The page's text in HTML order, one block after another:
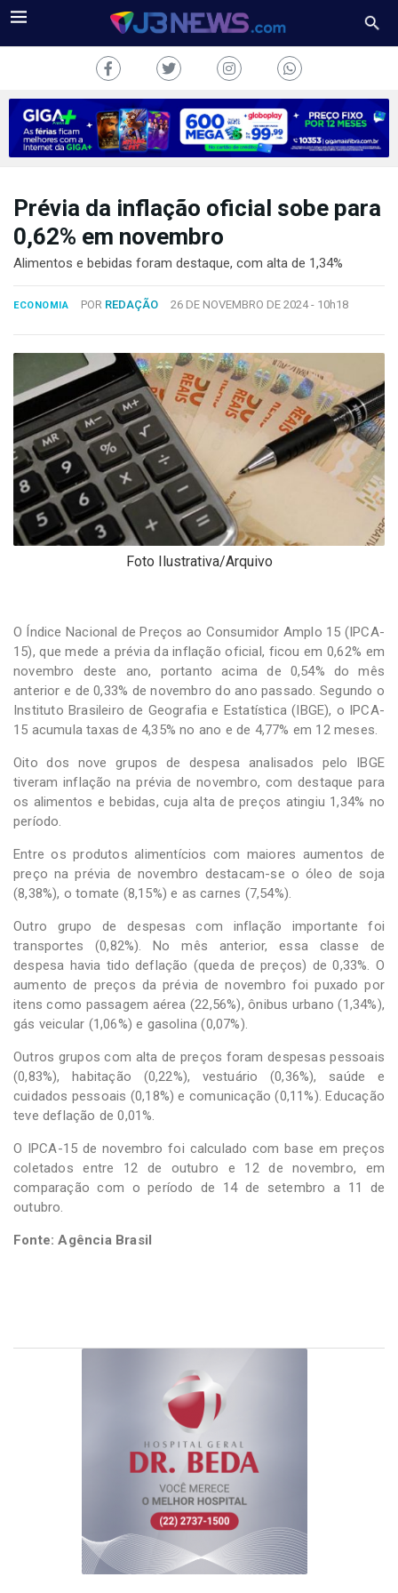
J3NEWS
COLUNAS
CONOSCO
Desenvolvido
por
Hesea
Tecnologia
Sistemas
Prévia da inflação oficial sobe para
0,62% em novembro
Alimentos e bebidas foram destaque, com alta de 1,34%
ECONOMIA POR REDAÇÃO 26 DE NOVEMBRO DE 2024 - 10h18
Foto Ilustrativa/Arquivo
O Índice Nacional de Preços ao Consumidor Amplo 15 (IPCA-
15), que mede a prévia da inflação oficial, ficou em 0,62% em
novembro deste ano, portanto acima de 0,54% do mês
anterior e de 0,33% de novembro do ano passado. Segundo o
Instituto Brasileiro de Geografia e Estatística (IBGE), o IPCA-
15 acumula taxas de 4,35% no ano e de 4,77% em 12 meses.
Oito dos nove grupos de despesa analisados pelo IBGE
tiveram inflação na prévia de novembro, com destaque para
os alimentos e bebidas, cuja alta de preços atingiu 1,34% no
período.
Entre os produtos alimentícios com maiores aumentos de
preço na prévia de novembro destacam-se o óleo de soja
(8,38%), o tomate (8,15%) e as carnes (7,54%).
Outro grupo de despesas com inflação importante foi
transportes (0,82%). No mês anterior, essa classe de
despesa havia tido deflação (queda de preços) de 0,33%. O
aumento de preços da prévia de novembro foi puxado por
itens como passagem aérea (22,56%), ônibus urbano (1,34%),
gás veicular (1,06%) e gasolina (0,07%).
Outros grupos com alta de preços foram despesas pessoais
(0,83%), habitação (0,22%), vestuário (0,36%), saúde e
cuidados pessoais (0,18%) e comunicação (0,11%). Educação
teve deflação de 0,01%.
O IPCA-15 de novembro foi calculado com base em preços
coletados entre 12 de outubro e 12 de novembro, em
comparação com o período de 14 de setembro a 11 de
outubro.
Fonte: Agência Brasil